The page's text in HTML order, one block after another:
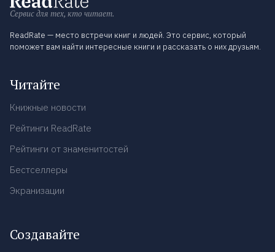
Сервис для тех, кто читает.
ReadRate — место встречи книг и людей. Это сервис, который
поможет вам найти интересные книги и рассказать о них друзьям.
Читайте
Книжные новости
Рейтинги ReadRate
Рейтинги от знаменитостей
Бестселлеры
Экранизации
Создавайте